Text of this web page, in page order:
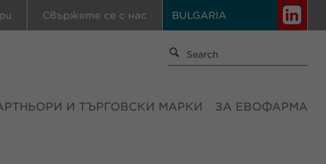
BULGARIA
Свържете се с нас
И ТЪРГОВСКИ МАРКИ ЗА ЕВОФАРМА